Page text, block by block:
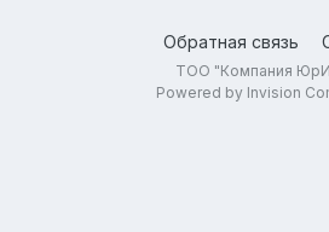
Обратная связь
ТОО "Компания
Powered by Invision